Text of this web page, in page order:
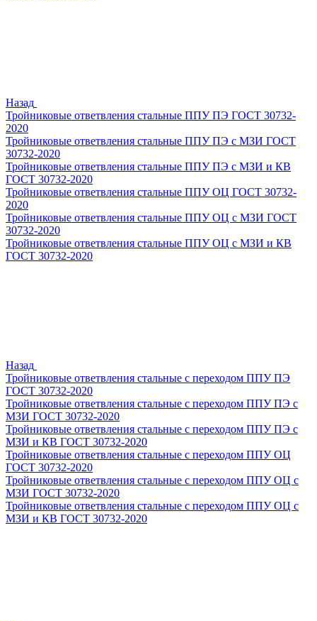
Назад
Тройниковые ответвления стальные ППУ ПЭ ГОСТ 30732-
2020
Тройниковые ответвления стальные ППУ ПЭ с МЗИ ГОСТ
30732-2020
Тройниковые ответвления стальные ППУ ПЭ с МЗИ и КВ
ГОСТ 30732-2020
Тройниковые ответвления стальные ППУ ОЦ ГОСТ 30732-
2020
Тройниковые ответвления стальные ППУ ОЦ с МЗИ ГОСТ
30732-2020
Тройниковые ответвления стальные ППУ ОЦ с МЗИ и КВ
ГОСТ 30732-2020
Назад
Тройниковые ответвления стальные с переходом ППУ ПЭ
ГОСТ 30732-2020
Тройниковые ответвления стальные с переходом ППУ ПЭ с
МЗИ ГОСТ 30732-2020
Тройниковые ответвления стальные с переходом ППУ ПЭ с
МЗИ и КВ ГОСТ 30732-2020
Тройниковые ответвления стальные с переходом ППУ ОЦ
ГОСТ 30732-2020
Тройниковые ответвления стальные с переходом ППУ ОЦ с
МЗИ ГОСТ 30732-2020
Тройниковые ответвления стальные с переходом ППУ ОЦ с
МЗИ и КВ ГОСТ 30732-2020